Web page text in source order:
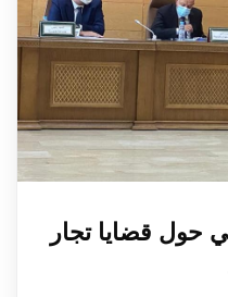
حول قضايا تجار